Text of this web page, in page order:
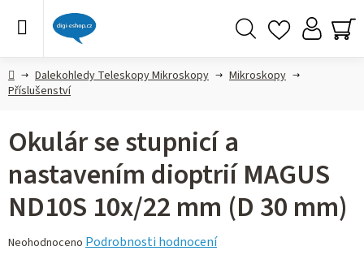
DomůDalekohledy Teleskopy Mikroskopy
Mikroskopy
Příslušenství
Okulár se stupnicí a
nastavením dioptrií MAGUS
ND10S 10х/22 mm (D 30 mm)
Průměrné
Neohodnoceno Podrobnosti hodnocení